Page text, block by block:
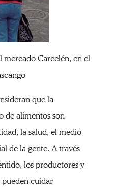
mercado Carcelén, en el
que la
de alimentos son
la salud, el medio
de la gente. A través
los productores y
cuidar